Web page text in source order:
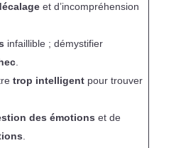
et d’incompréhension
infaillible ; démystifier
.
trop intelligentpour trouver
des émotions et de